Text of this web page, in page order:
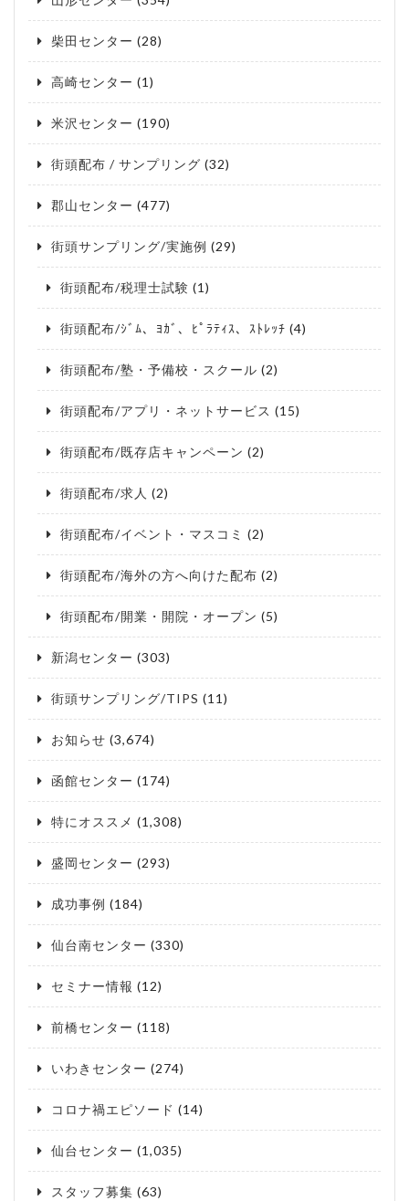
柴田センター (28)
高崎センター (1)
米沢センター (190)
街頭配布 / サンプリング (32)
郡山センター (477)
街頭サンプリング/実施例 (29)
街頭配布/税理士試験 (1)
街頭配布/ｼﾞﾑ、ﾖｶﾞ、ﾋﾟﾗﾃｨｽ、ｽﾄﾚｯﾁ (4)
街頭配布/塾・予備校・スクール (2)
街頭配布/アプリ・ネットサービス (15)
街頭配布/既存店キャンペーン (2)
街頭配布/求人 (2)
街頭配布/イベント・マスコミ (2)
街頭配布/海外の方へ向けた配布 (2)
街頭配布/開業・開院・オープン (5)
新潟センター (303)
街頭サンプリング/TIPS (11)
お知らせ (3,674)
函館センター (174)
特にオススメ (1,308)
盛岡センター (293)
成功事例 (184)
仙台南センター (330)
セミナー情報 (12)
前橋センター (118)
いわきセンター (274)
コロナ禍エピソード (14)
仙台センター (1,035)
スタッフ募集 (63)